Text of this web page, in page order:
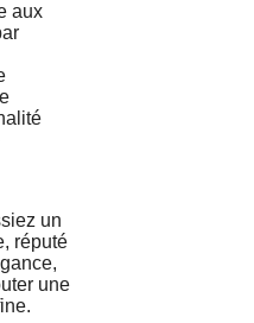
aux
un
réputé
une